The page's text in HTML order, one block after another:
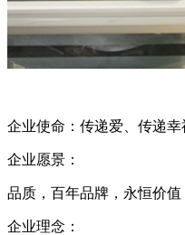
企业使命：传递爱、传递幸
企业愿景：
品质，百年品牌，永恒价值
企业理念：